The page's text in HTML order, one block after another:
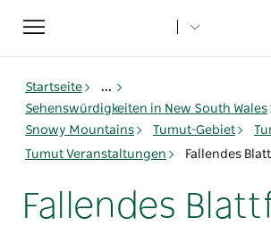
Toggle
navigation
Startseite
...
Sehenswürdigkeiten in New South Wales
Snowy Mountains
Tumut-Gebiet
Tumut Veranstaltungen
Fallendes
Fallendes